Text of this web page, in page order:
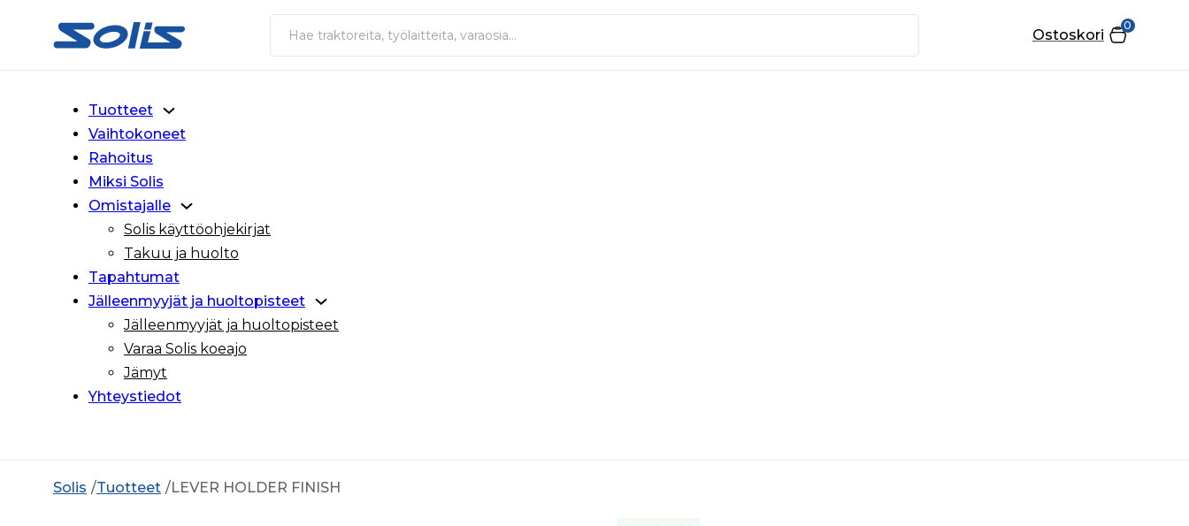
Siirry pääsisältöön
Siirry alatunnisteeseen
Haku
0
Ostoskori
Tuotteet
Vaihtokoneet
Rahoitus
Miksi Solis
Omistajalle
Solis käyttöohjekirjat
Takuu ja huolto
Tapahtumat
Jälleenmyyjät ja huoltopisteet
Jälleenmyyjät ja huoltopisteet
Varaa Solis koeajo
Jämyt
Yhteystiedot
Solis Tuotteet LEVER HOLDER FINISH